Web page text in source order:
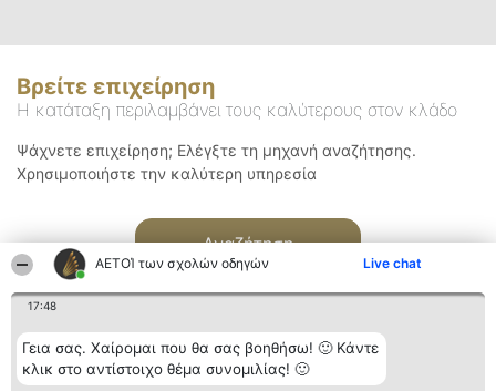
ΑΕΤΟΊ των σχολών οδηγών Live chat
17:48
Γεια σας. Χαίρομαι που θα σας βοηθήσω! 🙂 Κάντε
κλικ στο αντίστοιχο θέμα συνομιλίας! 🙂
Βρείτε επιχείρηση
Η κατάταξη περιλαμβάνει τους καλύτερους στον κλάδο
Ψάχνετε επιχείρηση; Ελέγξτε τη μηχανή αναζήτησης.
Χρησιμοποιήστε την καλύτερη υπηρεσία
Αναζήτηση